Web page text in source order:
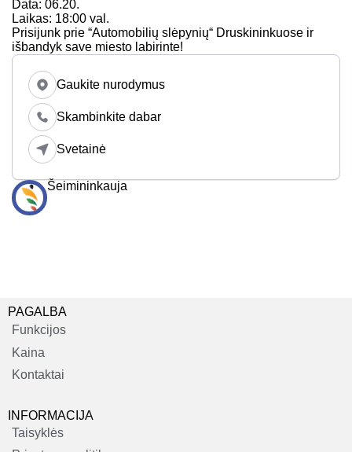
Data: 06.20.
Laikas: 18:00 val.
Prisijunk prie “Automobilių slėpynių“ Druskininkuose ir
išbandyk save miesto labirinte!
Gaukite nurodymus
Skambinkite dabar
Svetainė
Šeimininkauja
PAGALBA
Funkcijos
Kaina
Kontaktai
INFORMACIJA
Taisyklės